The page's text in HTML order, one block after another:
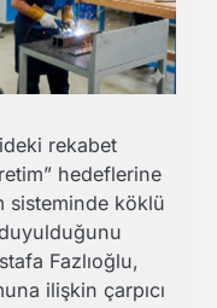
rekabet
hedeflerine
sisteminde köklü
Fazlıoğlu,
ilişkin çarpıcı